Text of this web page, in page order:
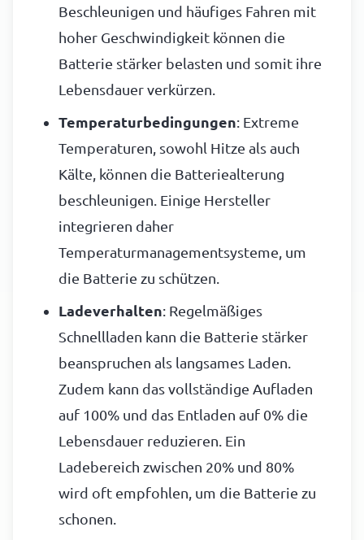
Beschleunigen und häufiges Fahren mit
hoher Geschwindigkeit können die
Batterie stärker belasten und somit ihre
Lebensdauer verkürzen.
Temperaturbedingungen: Extreme
Temperaturen, sowohl Hitze als auch
Kälte, können die Batteriealterung
beschleunigen. Einige Hersteller
integrieren daher
Temperaturmanagementsysteme, um
die Batterie zu schützen.
Ladeverhalten: Regelmäßiges
Schnellladen kann die Batterie stärker
beanspruchen als langsames Laden.
Zudem kann das vollständige Aufladen
auf 100% und das Entladen auf 0% die
Lebensdauer reduzieren. Ein
Ladebereich zwischen 20% und 80%
wird oft empfohlen, um die Batterie zu
schonen.